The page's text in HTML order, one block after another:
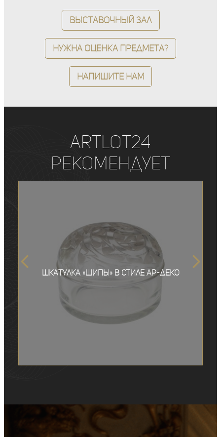
Выставочный зал
Нужна оценка предмета?
Напишите нам
ArtLot24
рекомендует
Шкатулка «Шипы» в стиле ар-деко